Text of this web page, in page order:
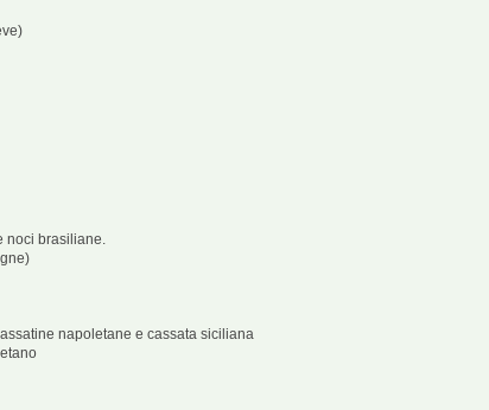
noci brasiliane.
napoletane e cassata siciliana